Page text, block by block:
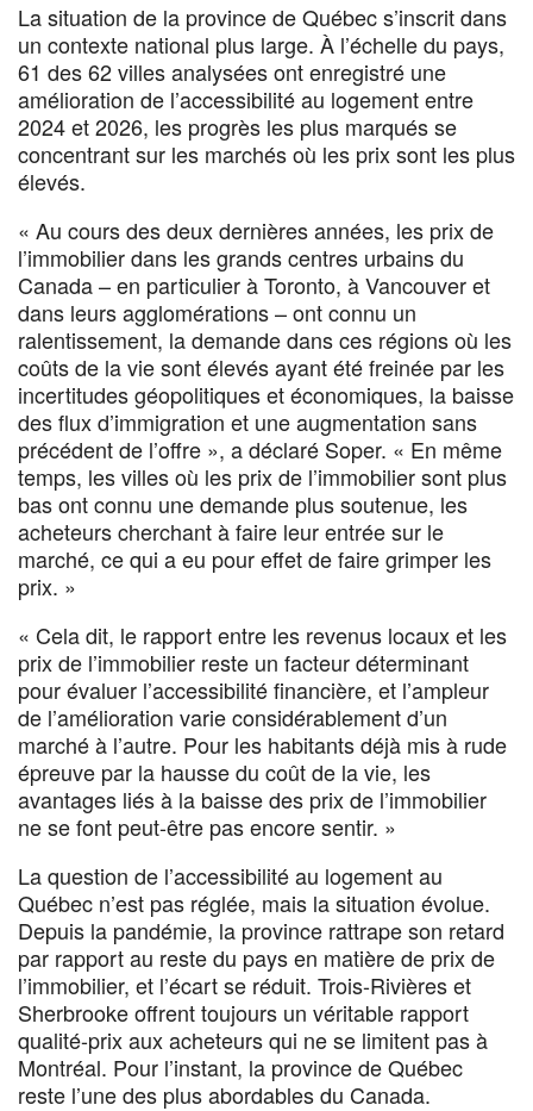
La situation de la province de Québec s’inscrit dans
un contexte national plus large. À l’échelle du pays,
61 des 62 villes analysées ont enregistré une
amélioration de l’accessibilité au logement entre
2024 et 2026, les progrès les plus marqués se
concentrant sur les marchés où les prix sont les plus
élevés.
« Au cours des deux dernières années, les prix de
l’immobilier dans les grands centres urbains du
Canada – en particulier à Toronto, à Vancouver et
dans leurs agglomérations – ont connu un
ralentissement, la demande dans ces régions où les
coûts de la vie sont élevés ayant été freinée par les
incertitudes géopolitiques et économiques, la baisse
des flux d’immigration et une augmentation sans
précédent de l’offre », a déclaré Soper. « En même
temps, les villes où les prix de l’immobilier sont plus
bas ont connu une demande plus soutenue, les
acheteurs cherchant à faire leur entrée sur le
marché, ce qui a eu pour effet de faire grimper les
prix. »
« Cela dit, le rapport entre les revenus locaux et les
prix de l’immobilier reste un facteur déterminant
pour évaluer l’accessibilité financière, et l’ampleur
de l’amélioration varie considérablement d’un
marché à l’autre. Pour les habitants déjà mis à rude
épreuve par la hausse du coût de la vie, les
avantages liés à la baisse des prix de l’immobilier
ne se font peut-être pas encore sentir. »
La question de l’accessibilité au logement au
Québec n’est pas réglée, mais la situation évolue.
Depuis la pandémie, la province rattrape son retard
par rapport au reste du pays en matière de prix de
l’immobilier, et l’écart se réduit. Trois-Rivières et
Sherbrooke offrent toujours un véritable rapport
qualité-prix aux acheteurs qui ne se limitent pas à
Montréal. Pour l’instant, la province de Québec
reste l’une des plus abordables du Canada.